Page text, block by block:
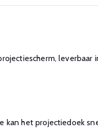
leverbaar
kan het projectiedoek